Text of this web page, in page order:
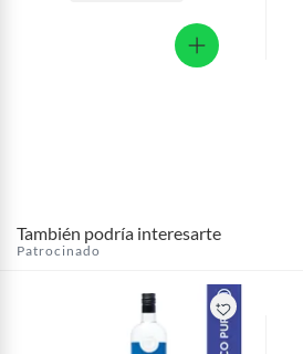
También podría interesarte
Patrocinado